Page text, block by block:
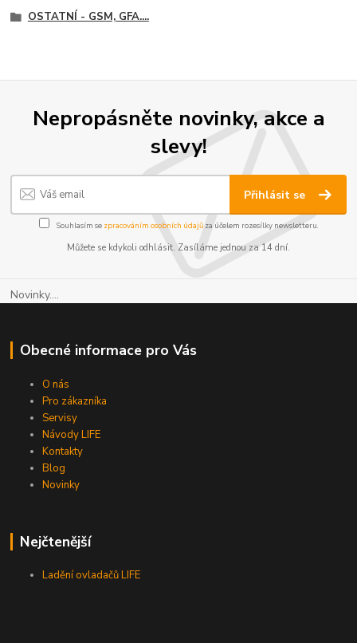
OSTATNÍ - GSM, GFA....
Nepropásněte novinky, akce a
slevy!
Přihlásit se
Souhlasím se zpracováním osobních údajůza účelem rozesílky newsletteru.
Můžete se kdykoli odhlásit. Zasíláme jednou za 14 dní.
Novinky....
Obecné informace pro Vás
O nás
Pro zákazníka
Servisy
Návody LIFE
Kontakty
Blog
Novinky
Nejčtenější
Ladění ovladačů LIFE